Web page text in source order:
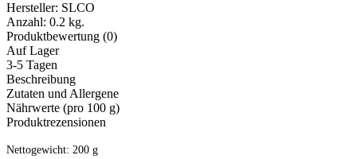
Hersteller: SLCO
Anzahl: 0.2 kg.
Produktbewertung (0)
Auf Lager
3-5 Tagen
Beschreibung
Zutaten und Allergene
Nährwerte (pro 100 g)
Produktrezensionen
Nettogewicht: 200 g